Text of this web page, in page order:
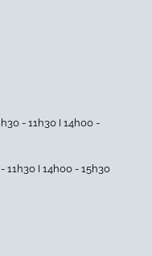
- 11h30 I 14h00 -
I 14h00 - 15h30